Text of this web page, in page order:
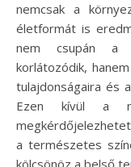
nemcsak a
életformát is
nem csupán a
korlátozódik,
tulajdonságaira és
Ezen kívül a
a természetes